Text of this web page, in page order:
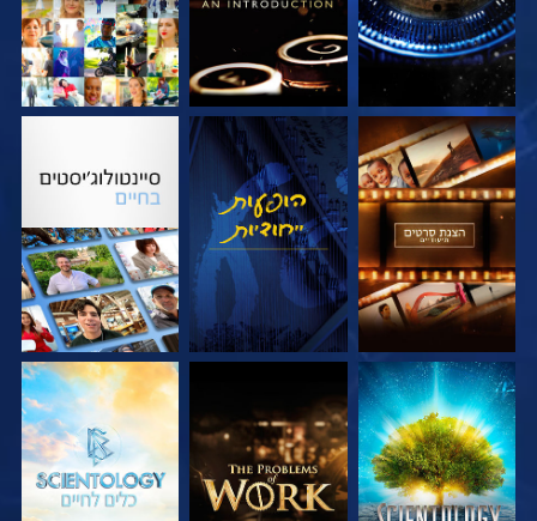
בדוק את הסדרה צפה בדוק את הסדרה
בדוק את הסדרה בדוק את הסדרה בדוק את הסדרה